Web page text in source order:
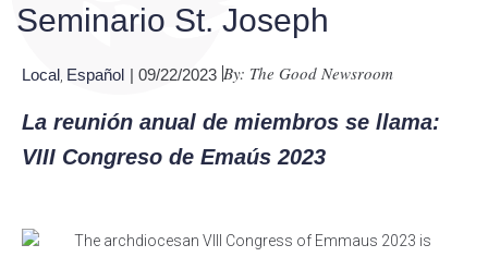
Seminario St. Joseph
Local Español | 09/22/2023 By: The Good Newsroom
La reunión anual de miembros se llama:
VIII Congreso de Emaús 2023